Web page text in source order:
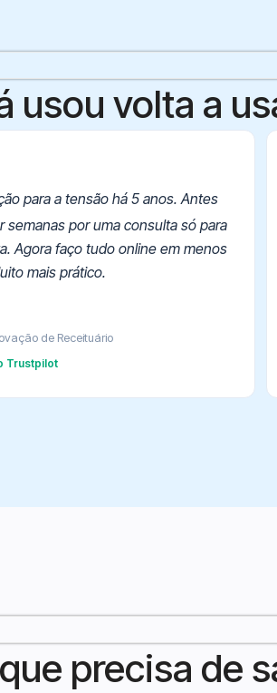
usou volta a
para a tensão há 5 anos. Antes
semanas por uma consulta só para
Agora faço tudo online em menos
mais prático.
de Receituário
Trustpilot
precisa de